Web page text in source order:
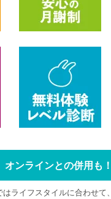
オンラインとの併用も！
はライフスタイルに合わせて、